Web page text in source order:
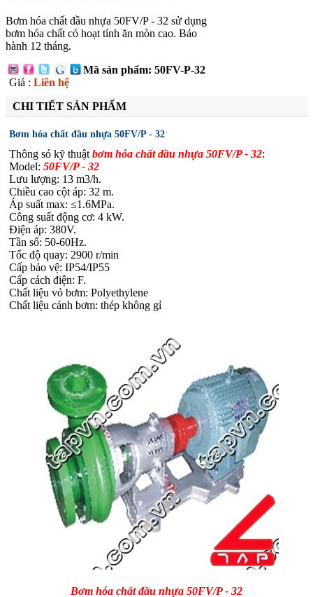
Bơm hóa chất đầu nhựa 50FV/P - 32 sử dụng
bơm hóa chất có hoạt tính ăn mòn cao. Bảo
hành 12 tháng.
Mã sản phẩm: 50FV-P-32
Giá : Liên hệ
CHI TIẾT SẢN PHẨM
Bơm hóa chất đầu nhựa 50FV/P - 32
Thông só kỹ thuật bơm hóa chất dầu nhựa 50FV/P - 32:
Model: 50FV/P - 32
Lưu lượng: 13 m3/h.
Chiều cao cột áp: 32 m.
Áp suất max: ≤1.6MPa.
Công suất động cơ: 4 kW.
Điện áp: 380V.
Tần số: 50-60Hz.
Tốc độ quay: 2900 r/min
Cấp bảo vệ: IP54/IP55
Cấp cách điện: F.
Chất liệu vỏ bơm: Polyethylene
Chất liệu cánh bơm: thép không gỉ
Bơm hóa chất đầu nhựa 50FV/P - 32